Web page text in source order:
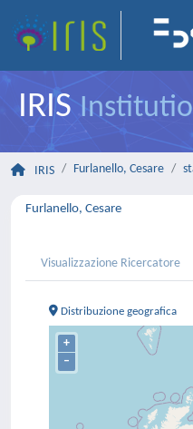
IRIS
IRIS Furlanello, Cesare
Furlanello, Cesare
Visualizzazione Ricercatore
Distribuzione geografica
+
–